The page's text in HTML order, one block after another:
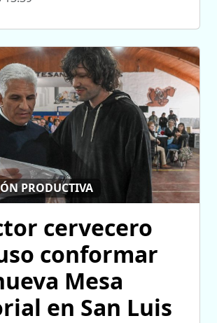
PRODUCTIVA
cervecero
conformar
Mesa
en San Luis